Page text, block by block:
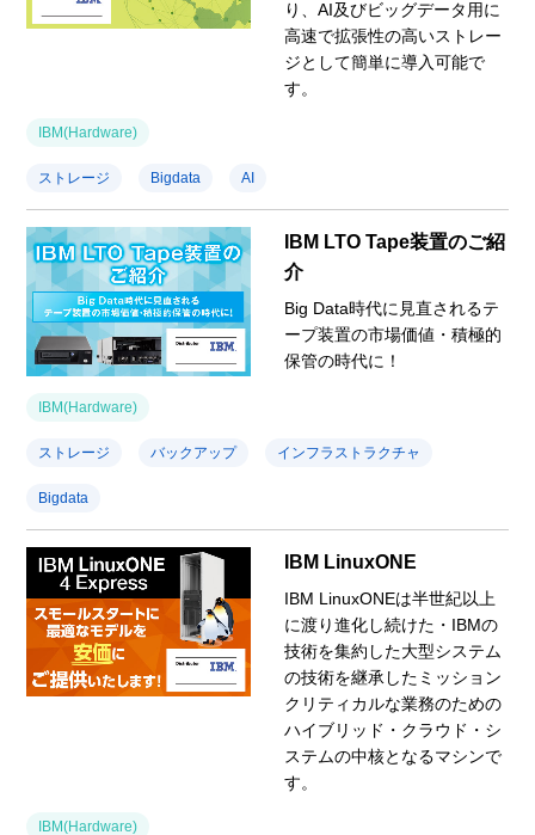
り、AI及びビッグデータ用に
高速で拡張性の高いストレー
ジとして簡単に導入可能で
す。
IBM(Hardware)
ストレージ Bigdata AI
IBM LTO Tape装置のご紹
介
Big Data時代に見直されるテ
ープ装置の市場価値・積極的
保管の時代に！
IBM(Hardware)
ストレージ バックアップ インフラストラクチャ
Bigdata
IBM LinuxONE
IBM LinuxONEは半世紀以上
に渡り進化し続けた・IBMの
技術を集約した大型システム
の技術を継承したミッション
クリティカルな業務のための
ハイブリッド・クラウド・シ
ステムの中核となるマシンで
す。
IBM(Hardware)